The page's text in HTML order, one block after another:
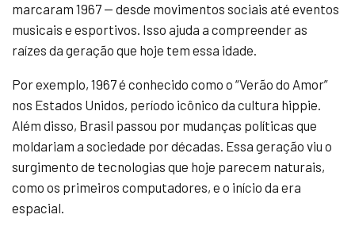
marcaram 1967 — desde movimentos sociais até eventos
musicais e esportivos. Isso ajuda a compreender as
raízes da geração que hoje tem essa idade.
Por exemplo, 1967 é conhecido como o “Verão do Amor”
nos Estados Unidos, período icônico da cultura hippie.
Além disso, Brasil passou por mudanças políticas que
moldariam a sociedade por décadas. Essa geração viu o
surgimento de tecnologias que hoje parecem naturais,
como os primeiros computadores, e o início da era
espacial.